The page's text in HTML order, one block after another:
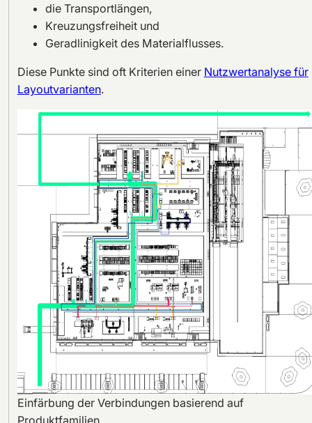
die Transportlängen,
Kreuzungsfreiheit und
Geradlinigkeit des Materialflusses.
Diese Punkte sind oft Kriterien einer Nutzwertanalyse für
Layoutvarianten.
Einfärbung der Verbindungen basierend auf